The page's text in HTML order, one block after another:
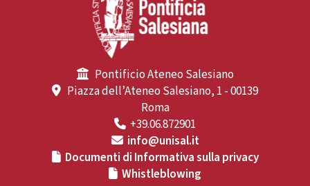
Pontificio Ateneo Salesiano
Piazza dell’Ateneo Salesiano, 1 - 00139
Roma
+39.06.872901
info@unisal.it
Documenti di Informativa sulla privacy
Whistleblowing